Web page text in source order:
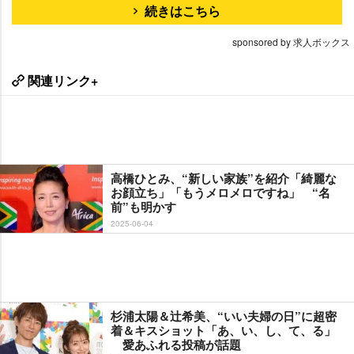
続きはこちら
sponsored by 求人ボックス
関連リンク+
高橋ひとみ、“新しい家族”を紹介「綺麗な
お顔立ち」「もうメロメロですね」 “名
前”も明かす
2025-06-04
杉浦太陽＆辻希美、“いい夫婦の日”に超密
着＆キスショット「あ、い、し、て、る」
愛あふれる投稿が話題